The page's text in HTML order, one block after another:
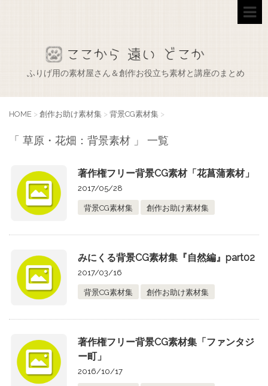
ふりげ用の素材屋さん＆創作お役立ち素材と講座のまとめ
HOME > 創作お助け素材集 > 背景CG素材集 >
「 草原・花畑：背景素材 」 一覧
著作権フリー背景CG素材「花菖蒲素材」
2017/05/28
背景CG素材集 創作お助け素材集
みにくる背景CG素材集『自然編』part02
2017/03/16
背景CG素材集 創作お助け素材集
著作権フリー背景CG素材集「ファンタジ
ー町」
2016/10/17